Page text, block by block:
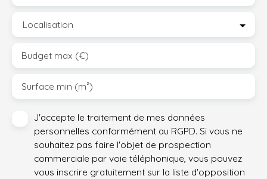
Localisation
Budget max (€)
Surface min (m²)
J'accepte le traitement de mes données
personnelles conformément au RGPD. Si vous ne
souhaitez pas faire l'objet de prospection
commerciale par voie téléphonique, vous pouvez
vous inscrire gratuitement sur la liste d'opposition